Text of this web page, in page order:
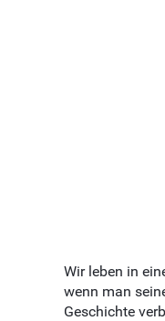
Wir leben in
wenn man
Geschichte